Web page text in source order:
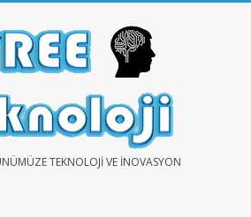
TEKNOLOJI VE İNOVASYON